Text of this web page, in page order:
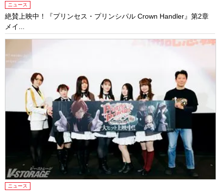
ニュース
絶賛上映中！『プリンセス・プリンシパル Crown Handler』第2章
メイ...
ニュース